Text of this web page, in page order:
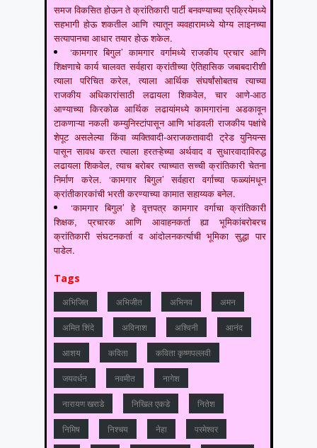
समज विकसित होऊन ते क्रांतिकारी पार्टी बनवण्याच्या प्रक्रियेमध्ये
सहभागी होऊ शकतील आणि त्यातून व्यवहारामध्ये योग्य लाइनच्या
सत्यापानचा आधार तयार होऊ शकेल.
‘कामगार बिगुल’ कामगार वर्गामध्ये राजकीय प्रचार आणि
शिक्षणाचे कार्य चालवत सर्वहारा क्रांतीच्या ऐतिहासिक जबाबदारीशी
त्याला परिचित करेल, त्याला आर्थिक संघर्षांसोबतच त्याच्या
राजकीय अधिकारांसाठी लढायला शिकवेल, चार आणे-आठ
आण्याच्या किरकोळ आर्थिक लढायांमध्ये कामगारांना अडकावून
टाकणाऱ्या नकली कम्युनिस्टांपासून आणि भांडवली राजकीय पक्षांचे
शेपूट असलेल्या किंवा व्यक्तिवादी-अराजकतावादी ट्रेड युनियन्स
पासून सावध करत त्याला हरतऱ्हेच्या अर्थवाद व सुधारवादाविरुद्ध
लढायला शिकवेल, त्याच बरोबर त्याच्यात सच्ची क्रांतिकारी चेतना
निर्माण करेल. ‘कामगार बिगुल’ सर्वहारा वर्गाच्या फळ्यांमधून
क्रांतीकारकांची भरती करण्याच्या कामात सहाय्यक बनेल.
‘कामगार बिगुल’ हे वृत्तपत्र कामगार वर्गाचा क्रांतिकारी
शिक्षक, प्रचारक आणि आवाहनकर्ता ह्या भूमिकांबरोबरच
क्रांतिकारी संघटनकर्ता व आंदोलनकर्त्याची भूमिका सुद्धा पार
पाडेल.
Tags
अभिजित अभिजीत अभिनव अमन
अमित शिंदे अविनाश अश्विनी आनंद
आशय कविता कविता कृष्णपल्लवी
जयवर्धन नवमीत नागेश
नारायण खराडे निखिल एकडे नितेश
निमिष निश्चय नेहा परमेश्वर